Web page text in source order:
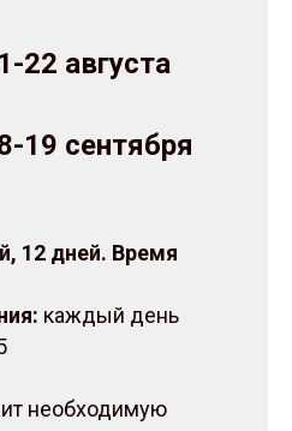
22 августа
19 сентября
12 дней. Время
каждый день
необходимую